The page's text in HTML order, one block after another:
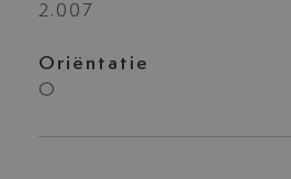
2.007
Oriëntatie
O